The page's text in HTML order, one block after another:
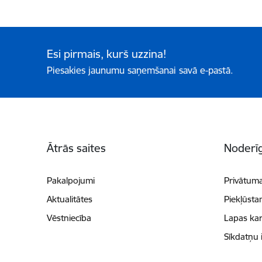
Esi pirmais, kurš uzzina!
Piesakies jaunumu saņemšanai savā e-pastā.
Ātrās saites
Pakalpojumi
Aktualitātes
Vēstniecība
Lapas
Sīkdatņu